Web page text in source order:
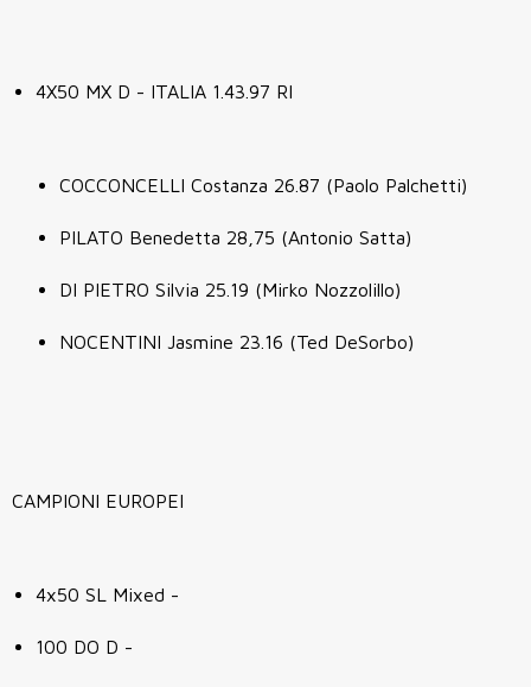
4X50 MX D - ITALIA 1.43.97 RI
COCCONCELLI Costanza 26.87 (Paolo Palchetti)
PILATO Benedetta 28,75 (Antonio Satta)
DI PIETRO Silvia 25.19 (Mirko Nozzolillo)
NOCENTINI Jasmine 23.16 (Ted DeSorbo)
CAMPIONI EUROPEI
4x50 SL Mixed -
100 DO D -